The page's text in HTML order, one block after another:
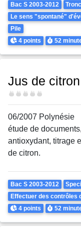
Bac S 2003-2012
Le sens "spontané"
Pile
Points
4 points Durée
52
Jus de
Difficulté
06/2007 Polynésie
étude de
antioxydant, titrage
de citron.
Theme
Bac S 2003-2012
Effectuer des contrôles
Points
4 points Durée
52